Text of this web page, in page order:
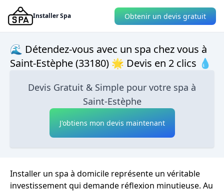
Installer Spa Obtenir un devis gratuit
🌊 Détendez-vous avec un spa chez vous à
Saint-Estèphe (33180) 🌟 Devis en 2 clics 💧
Devis Gratuit & Simple pour votre spa à
Saint-Estèphe
J'obtiens mon devis maintenant
Installer un spa à domicile représente un véritable
investissement qui demande réflexion minutieuse. Au